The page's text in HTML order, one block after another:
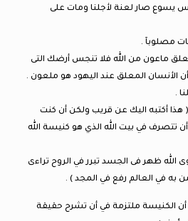
يسوع صار لعنة لأجلنا ومات على
مصلوبآ .
الأنسان المعلق عند اليهود هو ملعون .
.
الأولي 3 : 14 – 16 ( هذا أكتبه اليك عن قريب ولكن أن كنت
تتصرف في بيت الله الذي هو كنيسة الله
الله ظهر فى الجسد تبرر في الروح تراءى
به في العالم رفع في المجد ) .
أن الكنيسة ملتزمة في أن تشرح حقيقة